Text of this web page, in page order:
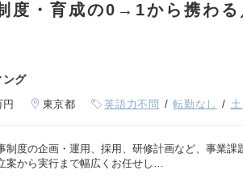
度・育成の0→1から携わる
ング
東京都 英語力不問 転勤なし
制度の企画・運用、採用、研修計画など、事業課
案から実行まで幅広くお任せし…